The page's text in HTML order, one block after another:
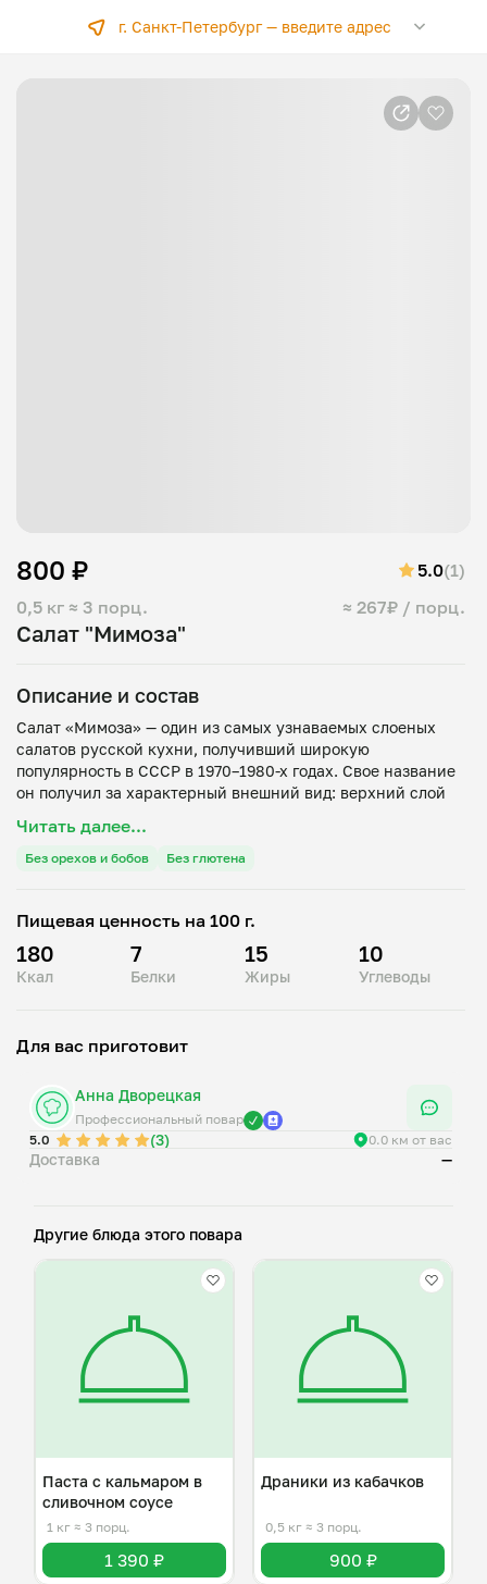
г. Санкт-Петербург —введите адрес
Салат "Мимоза"
0,5 кг ≈ 3 порц. ≈ 267₽ / порц.
800 ₽ 5.0(1)
Описание и состав
Салат «Мимоза» — один из самых узнаваемых слоеных
салатов русской кухни, получивший широкую
популярность в СССР в 1970–1980-х годах. Свое название
он получил за характерный внешний вид: верхний слой
пушистые соцветия одноименного весеннего цветка
(мимозы).
«Селедки под шубой», — «Мимоза» отличается более
нежной, «бархатистой» текстурой и изысканным
сочетанием рыбы и сливочных ингредиентов.
семейных застольях.
Читать далее...
Без орехов и бобов Без глютена
Пищевая ценность на 100 г.
180
Ккал
7
Белки
15
Жиры
10
Углеводы
Для вас приготовит
Анна Дворецкая
Профессиональный повар
5.0
(3) 0.0 км от вас
Доставка —
Другие блюда этого повара
Паста с кальмаром в
сливочном соусе
1 кг ≈ 3 порц.
1 390 ₽
Драники из кабачков
0,5 кг ≈ 3 порц.
900 ₽